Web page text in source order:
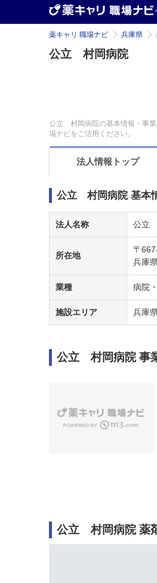
薬キャリ 職場ナビ 兵庫県
公立 村岡病院
公立 村岡病院の基本情報・事
場ナビをご活用ください。
法人情報 トップ
公立 村岡病院 基本
法人名称 公立
所在地
〒
兵庫
業種 病院
施設エリア 兵庫県
公立 村岡病院 事
公立 村岡病院 薬